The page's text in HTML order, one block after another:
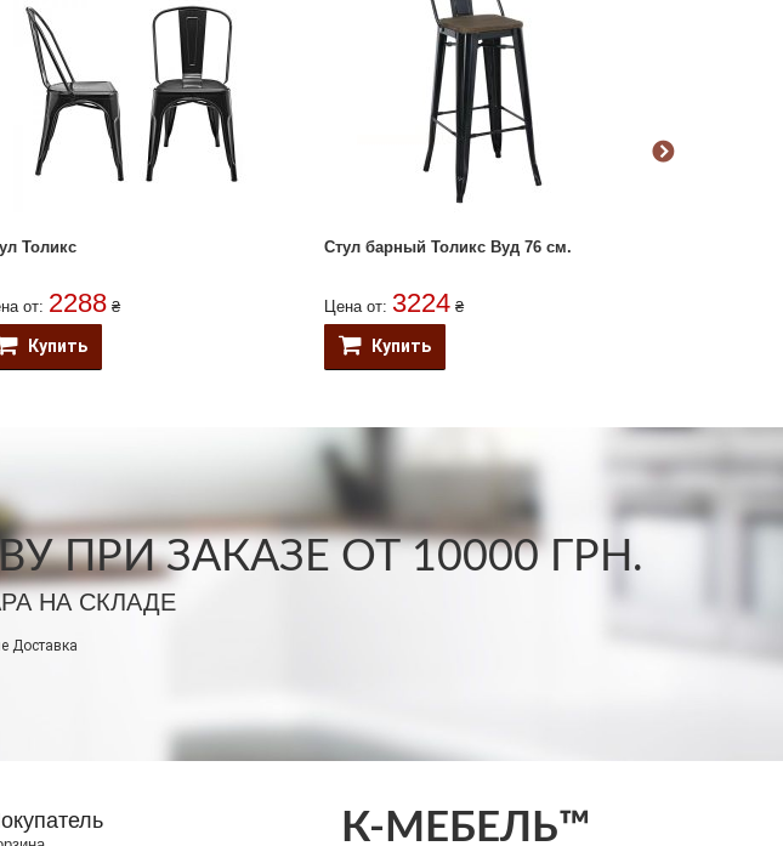
Толикс
от: 2288 ₴
Купить
Стул барный Толикс Вуд 76 см.
Цена от: 3224 ₴
Купить
ПРИ ЗАКАЗЕ ОТ 10000 ГРН.
НА СКЛАДЕ
Доставка
К-МЕБЕЛЬ™